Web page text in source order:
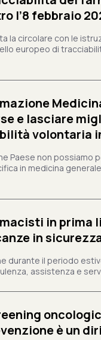
l’8 febbraio
la circolare con le
europeo di
e lasciare
volontaria
Paese non possiamo
in medicina
in prima
in
durante il periodo
assistenza e
è un